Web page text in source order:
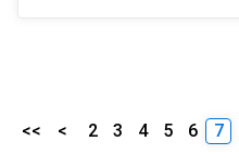
<< < 2 3 4 5 6 7